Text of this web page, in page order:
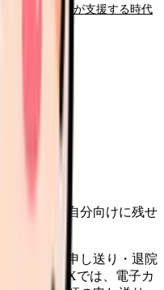
送りを生成AIが支援する時代
う変わる？
か確認する
とで読む自分向けに残せ
看護師の申し送り・退院
める医療DXでは、電子カ